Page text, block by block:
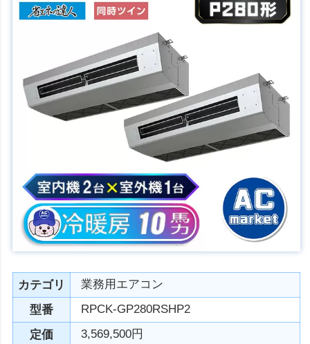
カテゴリ
業務用エアコン
型番
RPCK-GP280RSHP2
定価
3,569,500円